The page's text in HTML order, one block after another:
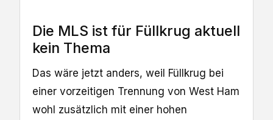
Die MLS ist für Füllkrug aktuell
kein Thema
Das wäre jetzt anders, weil Füllkrug bei
einer vorzeitigen Trennung von West Ham
wohl zusätzlich mit einer hohen